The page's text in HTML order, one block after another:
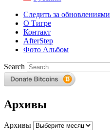
Следить за обновлениями
О Тигре
Контакт
AfterStep
Фото Альбом
Search
Архивы
Архивы